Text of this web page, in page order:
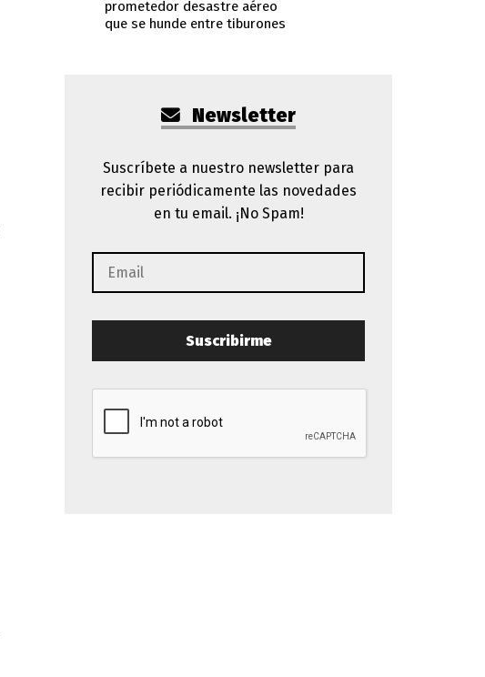
prometedor desastre aéreo
que se hunde entre tiburones
Newsletter
Suscríbete a nuestro newsletter para
recibir periódicamente las novedades
en tu email. ¡No Spam!
Suscribirme